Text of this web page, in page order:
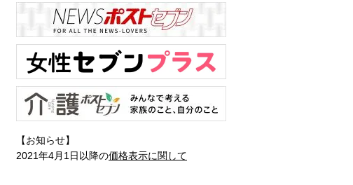
【お知らせ】
2021年4月1日以降の価格表示に関して